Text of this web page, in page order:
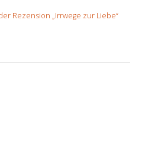
Rezension „Irrwege zur Liebe“